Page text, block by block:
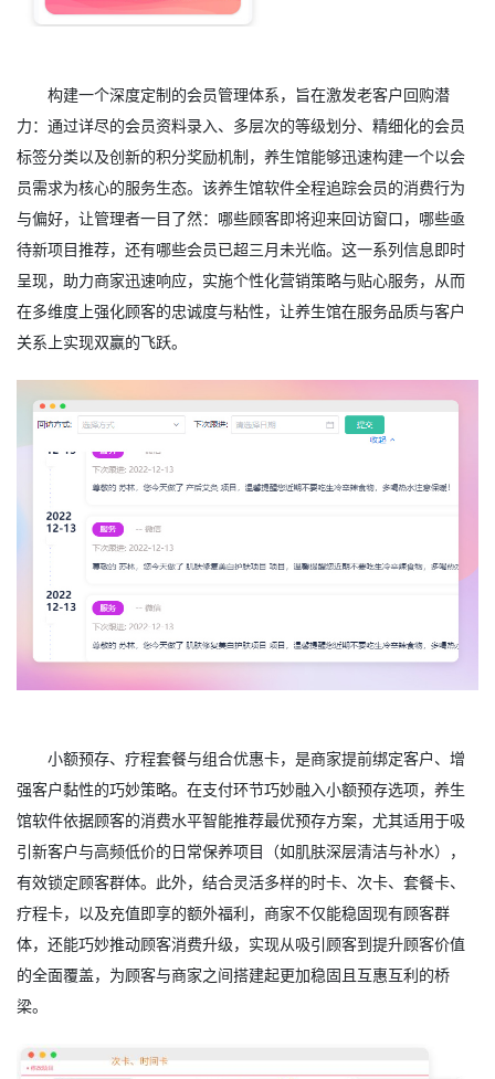
构建一个深度定制的会员管理体系，旨在激发老客户回购潜
力：通过详尽的会员资料录入、多层次的等级划分、精细化的会员
标签分类以及创新的积分奖励机制，养生馆能够迅速构建一个以会
员需求为核心的服务生态。该养生馆软件全程追踪会员的消费行为
与偏好，让管理者一目了然：哪些顾客即将迎来回访窗口，哪些亟
待新项目推荐，还有哪些会员已超三月未光临。这一系列信息即时
呈现，助力商家迅速响应，实施个性化营销策略与贴心服务，从而
在多维度上强化顾客的忠诚度与粘性，让养生馆在服务品质与客户
关系上实现双赢的飞跃。
小额预存、疗程套餐与组合优惠卡，是商家提前绑定客户、增
强客户黏性的巧妙策略。在支付环节巧妙融入小额预存选项，养生
馆软件依据顾客的消费水平智能推荐最优预存方案，尤其适用于吸
引新客户与高频低价的日常保养项目（如肌肤深层清洁与补水），
有效锁定顾客群体。此外，结合灵活多样的时卡、次卡、套餐卡、
疗程卡，以及充值即享的额外福利，商家不仅能稳固现有顾客群
体，还能巧妙推动顾客消费升级，实现从吸引顾客到提升顾客价值
的全面覆盖，为顾客与商家之间搭建起更加稳固且互惠互利的桥
梁。